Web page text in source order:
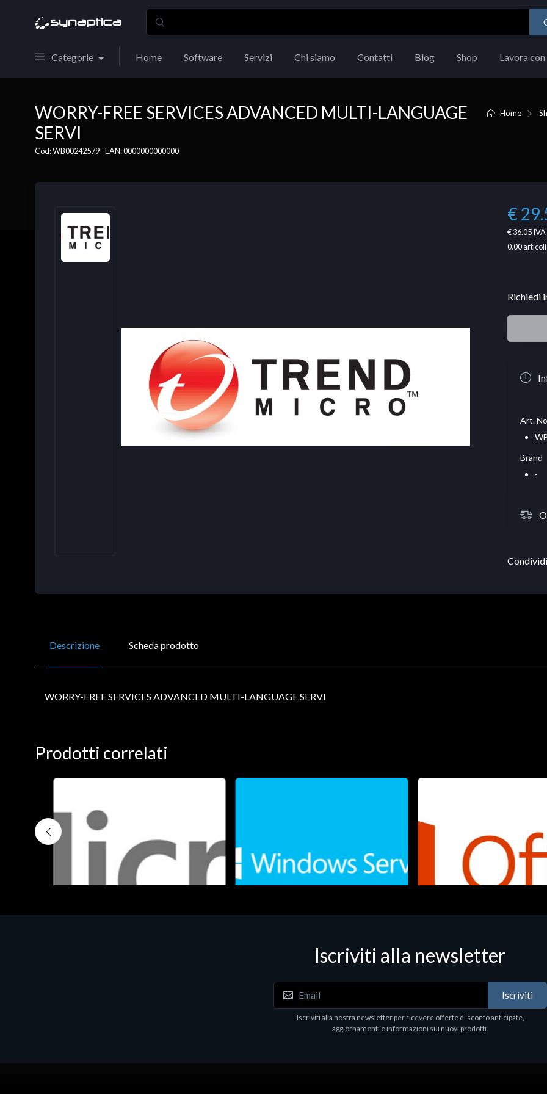
Categorie Home Software Servizi Chi siamo Contatti Blog Shop Lavora con
Home
WORRY-FREE SERVICES ADVANCED MULTI-LANGUAGE
SERVI
Cod: WB00242579 - EAN: 0000000000000
€
€ 36.05IVA
0.00
Richiedi
Art.
Brand
-
Descrizione Scheda prodotto
WORRY-FREE SERVICES ADVANCED MULTI-LANGUAGE SERVI
Prodotti correlati
Software - Office Productivity Software - Office Productivity
Iscriviti alla newsletter
Iscriviti
Iscriviti alla nostra newsletter per ricevere offerte di sconto anticipate,
aggiornamenti e informazioni sui nuovi prodotti.